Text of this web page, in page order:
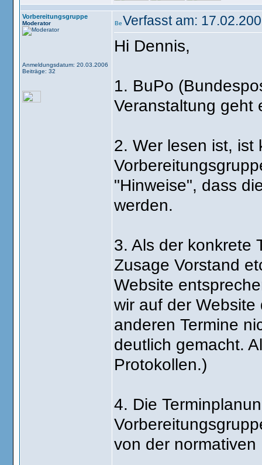
Vorbereitungsgruppe
Moderator
Anmeldungsdatum: 20.03.2006
Beiträge: 32
Verfasst am:
Hi Dennis,
1. BuPo
Veranstaltung geht
2. Wer lesen ist, ist
"Hinweise", dass
werden.
3. Als der konkrete
Zusage Vorstand
Website
wir auf der
anderen Termine
deutlich gemacht.
Protokollen.)
4. Die
von der